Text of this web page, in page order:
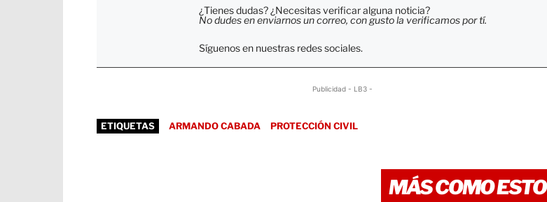
¿Tienes dudas? ¿Necesitas verificar alguna noticia?
No dudes en enviarnos un correo, con gusto la verificamos por tí.
Síguenos en nuestras redes sociales.
Publicidad - LB3 -
ETIQUETAS ARMANDO CABADA PROTECCIÓN CIVIL
MÁS COMO ESTO